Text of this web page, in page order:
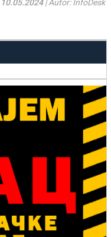
10.05.2024| Autor: InfoDesk